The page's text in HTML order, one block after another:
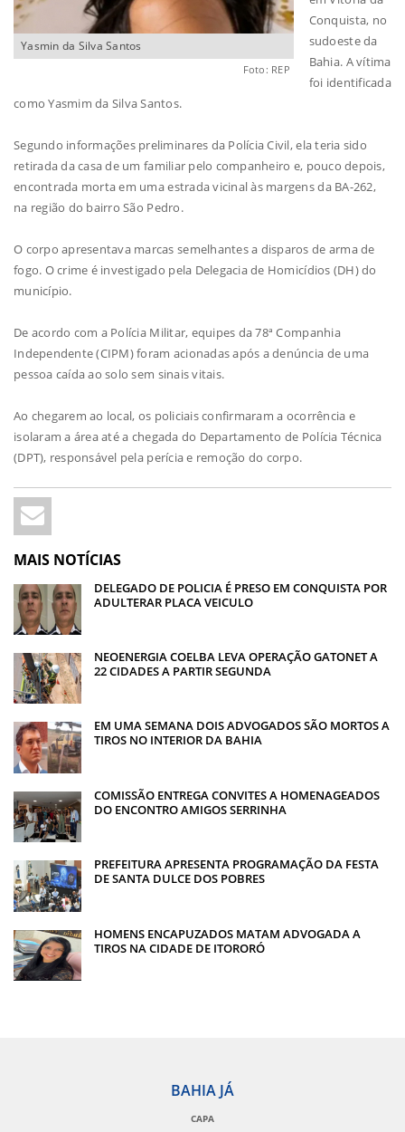
Yasmin da Silva Santos
Foto: REP
Conquista, no
sudoeste da
Bahia. A vítima
foi identificada
como Yasmim da Silva Santos.
Segundo informações preliminares da Polícia Civil, ela teria sido
retirada da casa de um familiar pelo companheiro e, pouco depois,
encontrada morta em uma estrada vicinal às margens da BA-262,
na região do bairro São Pedro.
O corpo apresentava marcas semelhantes a disparos de arma de
fogo. O crime é investigado pela Delegacia de Homicídios (DH) do
município.
De acordo com a Polícia Militar, equipes da 78ª Companhia
Independente (CIPM) foram acionadas após a denúncia de uma
pessoa caída ao solo sem sinais vitais.
Ao chegarem ao local, os policiais confirmaram a ocorrência e
isolaram a área até a chegada do Departamento de Polícia Técnica
(DPT), responsável pela perícia e remoção do corpo.
MAIS NOTÍCIAS
DELEGADO DE POLICIA É PRESO EM CONQUISTA POR
ADULTERAR PLACA VEICULO
NEOENERGIA COELBA LEVA OPERAÇÃO GATONET A
22 CIDADES A PARTIR SEGUNDA
EM UMA SEMANA DOIS ADVOGADOS SÃO MORTOS A
TIROS NO INTERIOR DA BAHIA
COMISSÃO ENTREGA CONVITES A HOMENAGEADOS
DO ENCONTRO AMIGOS SERRINHA
PREFEITURA APRESENTA PROGRAMAÇÃO DA FESTA
DE SANTA DULCE DOS POBRES
HOMENS ENCAPUZADOS MATAM ADVOGADA A
TIROS NA CIDADE DE ITORORÓ
BAHIA JÁ
CAPA